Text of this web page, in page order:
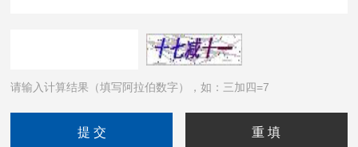
请输入计算结果（填写阿拉伯数字），如：三加四=7